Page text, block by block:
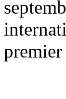
premier